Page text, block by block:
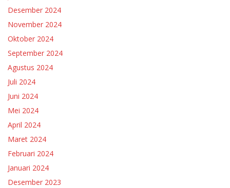
Desember 2024
November 2024
Oktober 2024
September 2024
Agustus 2024
Juli 2024
Juni 2024
Mei 2024
April 2024
Maret 2024
Februari 2024
Januari 2024
Desember 2023